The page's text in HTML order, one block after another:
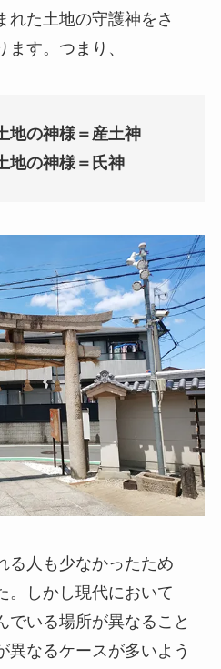
れた土地の守護神をさ
ます。つまり、
地の神様＝産土神
地の神様＝氏神
る人も少なかったため
。しかし現代において
でいる場所が異なること
異なるケースが多いよう